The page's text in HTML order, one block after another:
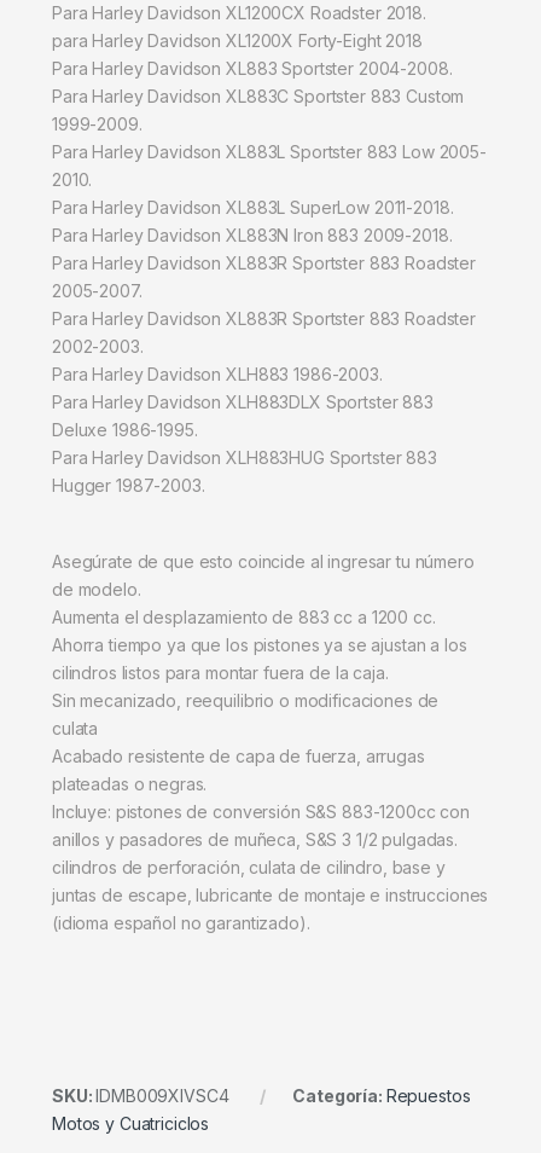
Para Harley Davidson XL1200CX Roadster 2018.
para Harley Davidson XL1200X Forty-Eight 2018
Para Harley Davidson XL883 Sportster 2004-2008.
Para Harley Davidson XL883C Sportster 883 Custom
1999-2009.
Para Harley Davidson XL883L Sportster 883 Low 2005-
2010.
Para Harley Davidson XL883L SuperLow 2011-2018.
Para Harley Davidson XL883N Iron 883 2009-2018.
Para Harley Davidson XL883R Sportster 883 Roadster
2005-2007.
Para Harley Davidson XL883R Sportster 883 Roadster
2002-2003.
Para Harley Davidson XLH883 1986-2003.
Para Harley Davidson XLH883DLX Sportster 883
Deluxe 1986-1995.
Para Harley Davidson XLH883HUG Sportster 883
Hugger 1987-2003.
Asegúrate de que esto coincide al ingresar tu número
de modelo.
Aumenta el desplazamiento de 883 cc a 1200 cc.
Ahorra tiempo ya que los pistones ya se ajustan a los
cilindros listos para montar fuera de la caja.
Sin mecanizado, reequilibrio o modificaciones de
culata
Acabado resistente de capa de fuerza, arrugas
plateadas o negras.
Incluye: pistones de conversión S&S 883-1200cc con
anillos y pasadores de muñeca, S&S 3 1/2 pulgadas.
cilindros de perforación, culata de cilindro, base y
juntas de escape, lubricante de montaje e instrucciones
(idioma español no garantizado).
SKU:IDMB009XIVSC4 Categoría: Repuestos
Motos y Cuatriciclos